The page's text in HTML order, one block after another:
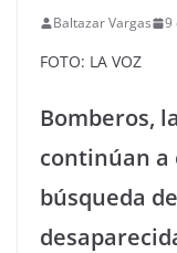
Baltazar Vargas 9
FOTO: LA VOZ
Bomberos,
continúan a
búsqueda